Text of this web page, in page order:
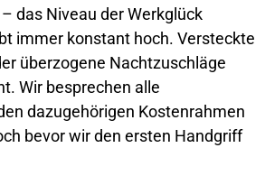
das Niveau der Werkglück
immer konstant hoch. Versteckte
überzogene Nachtzuschläge
Wir besprechen alle
dazugehörigen Kostenrahmen
bevor wir den ersten Handgriff